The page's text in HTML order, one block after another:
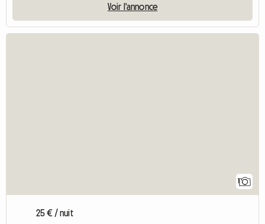
Voir l'annonce
1
25 € / nuit